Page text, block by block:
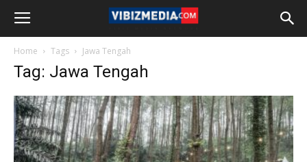
Home Tags Jawa Tengah
Tag: Jawa Tengah